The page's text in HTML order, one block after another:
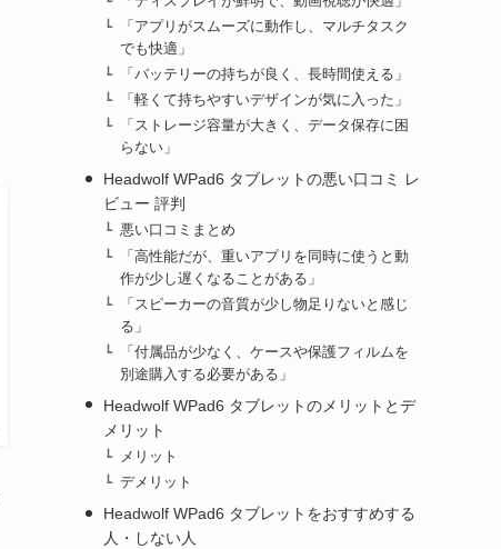
「アプリがスムーズに動作し、マルチタスク
でも快適」
「バッテリーの持ちが良く、長時間使える」
「軽くて持ちやすいデザインが気に入った」
「ストレージ容量が大きく、データ保存に困
らない」
Headwolf WPad6 タブレットの悪い口コミ レ
ビュー 評判
悪い口コミまとめ
「高性能だが、重いアプリを同時に使うと動
作が少し遅くなることがある」
「スピーカーの音質が少し物足りないと感じ
る」
「付属品が少なく、ケースや保護フィルムを
別途購入する必要がある」
Headwolf WPad6 タブレットのメリットとデ
メリット
メリット
デメリット
Headwolf WPad6 タブレットをおすすめする
人・しない人